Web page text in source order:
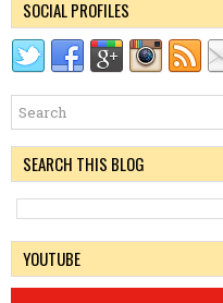
SOCIAL PROFILES
SEARCH THIS BLOG
YOUTUBE